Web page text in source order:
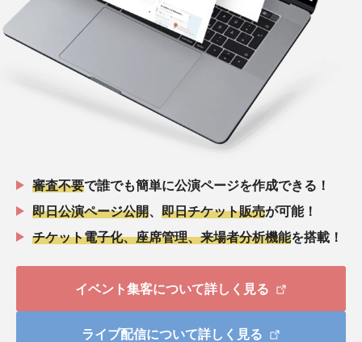
審査不要で誰でも簡単に公演ページを作成できる！
即日公演ページ公開
即日チケット販売が可能！
チケット電子化、座席管理、来場者分析機能を搭載！
イベント集客について詳しく見る
ライブ配信について詳しく見る